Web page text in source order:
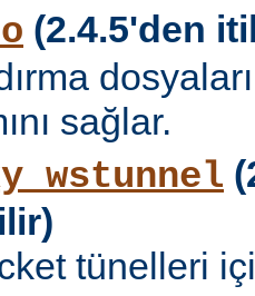
(2.4.5'den
sağlar.
tünelleri